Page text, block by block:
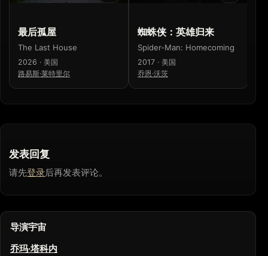
最后孤屋
The Last House
2026 · 美国
路易斯·莱特里尔
蜘蛛侠：英雄归来
Spider-Man: Homecoming
2017 · 美国
乔恩·沃茨
发表回复
请先登录后再发表评论。
导演宇宙
乔玛·塔科内